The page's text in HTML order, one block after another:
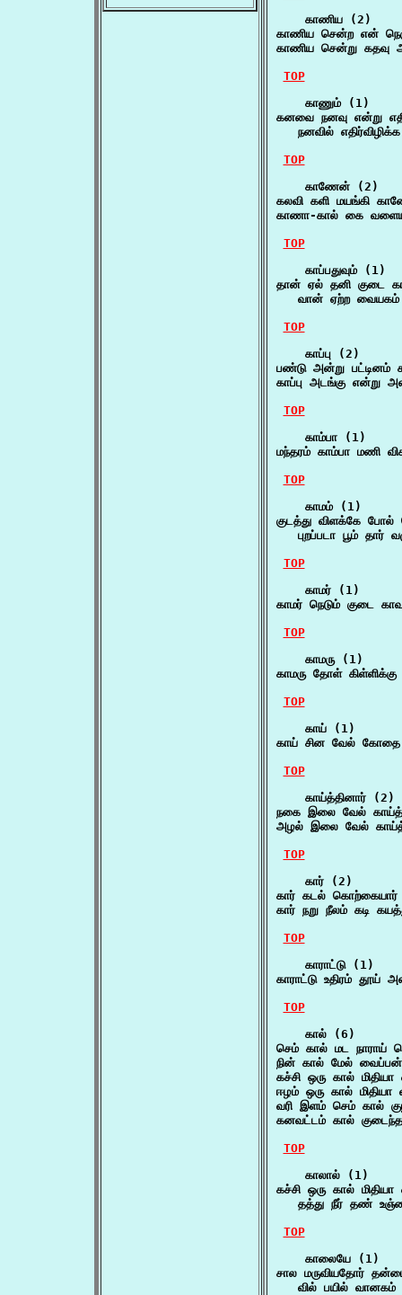
    காணிய (2)
காணிய சென்ற என்
காணிய சென்று
TOP
    காணும் (1)
கனவை நனவு என்று
நனவில்
TOP
    காணேன் (2)
கலவி களி மயங்கி
காணா-கால் கை
TOP
    காப்பதுவும் (1)
தான் ஏல் தனி குடை
வான் ஏற்ற
TOP
    காப்பு (2)
பண்டு அன்று பட்டினம்
காப்பு அடங்கு என்று
TOP
    காம்பா (1)
மந்தரம் காம்பா மணி
TOP
    காமம் (1)
குடத்து விளக்கே
புறப்படா பூம் தார்
TOP
    காமர் (1)
காமர் நெடும் குடை
TOP
    காமரு (1)
காமரு தோள்
TOP
    காய் (1)
காய் சின வேல்
TOP
    காய்த்தினார் (2)
நகை இலை வேல்
அழல் இலை வேல்
TOP
    கார் (2)
கார் கடல்
கார் நறு நீலம் கடி
TOP
    காராட்டு (1)
காராட்டு உதிரம்
TOP
    கால் (6)
செம் கால் மட நாராய்
நின் கால் மேல்
கச்சி ஒரு கால்
ஈழம் ஒரு கால்
வரி இளம் செம் கால்
கனவட்டம் கால்
TOP
    காலால் (1)
கச்சி ஒரு கால் மிதியா
தத்து நீர் தண்
TOP
    காலையே (1)
சால மருவியதோர்
வில் பயில்